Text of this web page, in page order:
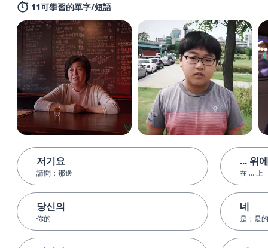
11可學習的單字/短語
저기요
請問；那邊
당신의
你的
... 위에
在 ... 上
네
是；是的